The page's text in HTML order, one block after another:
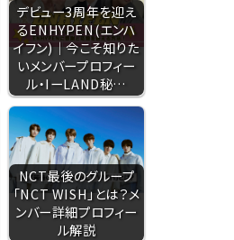
デビュー3周年を迎え
るENHYPEN(エンハ
イフン)｜今こそ知りた
いメンバープロフィー
ル・IーLAND秘…
NCT最後のグループ
「NCT WISH」とは？メ
ンバー詳細プロフィー
ル解説